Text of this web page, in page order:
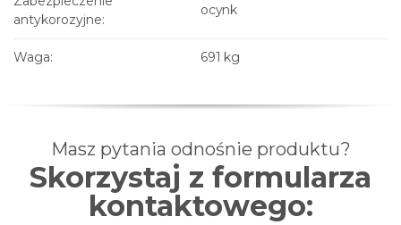
antykorozyjne:
ocynk
Waga: 691 kg
Masz pytania odnośnie produktu?
Skorzystaj z formularza
kontaktowego: